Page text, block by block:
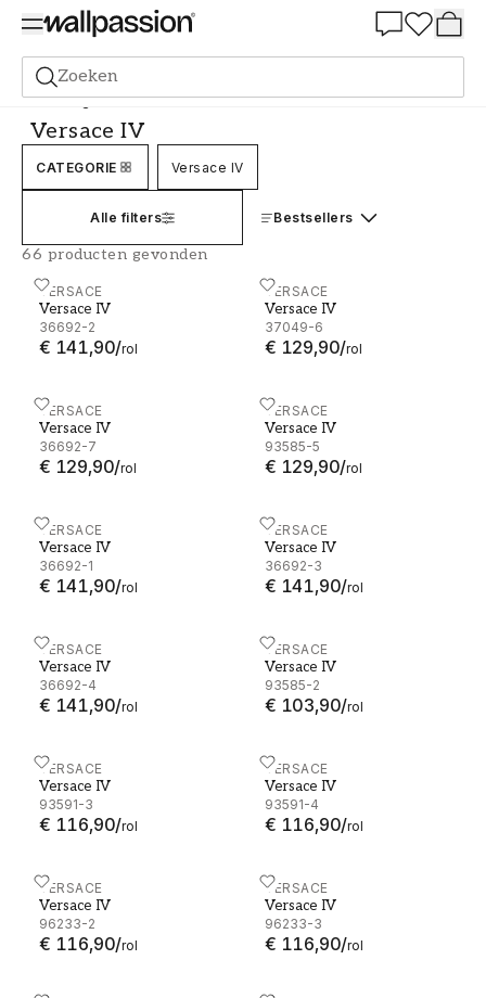
Zoeken
Behang Merk Versace Versace IV
Versace IV
CATEGORIE Versace IV
Alle filters Bestsellers
66 producten gevonden
VERSACE
Versace IV
36692-2
€ 141,90/rol
Versace IV - 36692-2 VERSACE
Versace IV
37049-6
€ 129,90/rol
Versace IV - 37049-6
VERSACE
Versace IV
36692-7
€ 129,90/rol
Versace IV - 36692-7 VERSACE
Versace IV
93585-5
€ 129,90/rol
Versace IV - 93585-5
VERSACE
Versace IV
36692-1
€ 141,90/rol
Versace IV - 36692-1 VERSACE
Versace IV
36692-3
€ 141,90/rol
Versace IV - 36692-3
VERSACE
Versace IV
36692-4
€ 141,90/rol
Versace IV - 36692-4 VERSACE
Versace IV
93585-2
€ 103,90/rol
Versace IV - 93585-2
VERSACE
Versace IV
93591-3
€ 116,90/rol
Versace IV - 93591-3 VERSACE
Versace IV
93591-4
€ 116,90/rol
Versace IV - 93591-4
VERSACE
Versace IV
96233-2
€ 116,90/rol
Versace IV - 96233-2 VERSACE
Versace IV
96233-3
€ 116,90/rol
Versace IV - 96233-3